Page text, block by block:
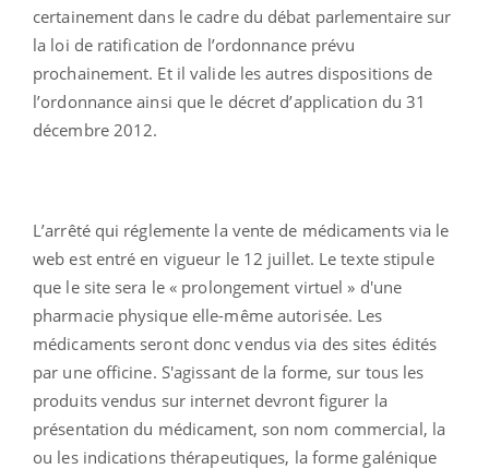
certainement dans le cadre du débat parlementaire sur
la loi de ratification de l’ordonnance prévu
prochainement. Et il valide les autres dispositions de
l’ordonnance ainsi que le décret d’application du 31
décembre 2012.
L’arrêté qui réglemente la vente de médicaments via le
web est entré en vigueur le 12 juillet. Le texte stipule
que le site sera le « prolongement virtuel » d'une
pharmacie physique elle-même autorisée. Les
médicaments seront donc vendus via des sites édités
par une officine. S'agissant de la forme, sur tous les
produits vendus sur internet devront figurer la
présentation du médicament, son nom commercial, la
ou les indications thérapeutiques, la forme galénique